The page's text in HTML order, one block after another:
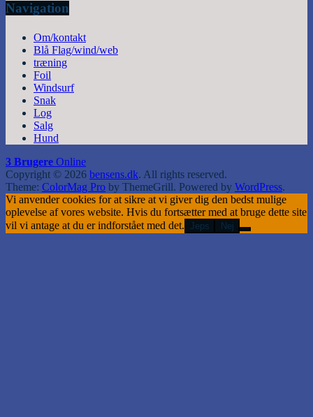
Navigation
Om/kontakt
Blå Flag/wind/web
træning
Foil
Windsurf
Snak
Log
Salg
Hund
3 Brugere Online
Copyright © 2026 bensens.dk. All rights reserved.
Theme: ColorMag Pro by ThemeGrill. Powered by WordPress.
Vi anvender cookies for at sikre at vi giver dig den bedst mulige
oplevelse af vores website. Hvis du fortsætter med at bruge dette site
vil vi antage at du er indforstået med det. Jeps Nej